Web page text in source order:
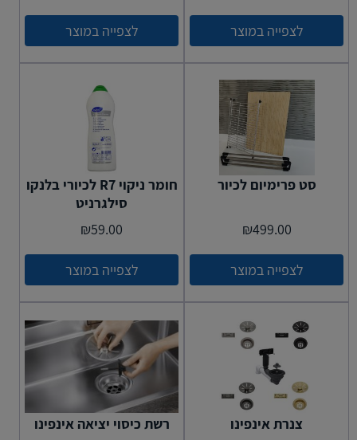
לצפייה במוצר לצפייה במוצר
סט פרימיום לכיור
₪499.00
לצפייה במוצר
חומר ניקוי R7 לכיורי בלנקו
סילגרניט
₪59.00
לצפייה במוצר
צנרת אינפינו
רשת כיסוי יציאה אינפינו